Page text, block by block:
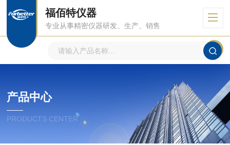
福佰特仪器
专业从事精密仪器研发、生产、销售
产品中心
PRODUCTS CENTER